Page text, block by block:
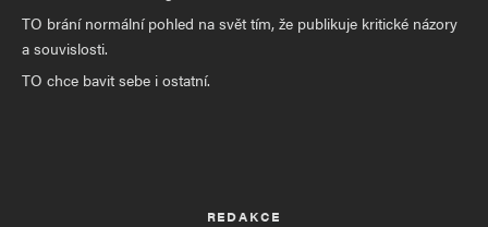
TO brání normální pohled na svět tím, že publikuje kritické názory
a souvislosti.
TO chce bavit sebe i ostatní.
REDAKCE